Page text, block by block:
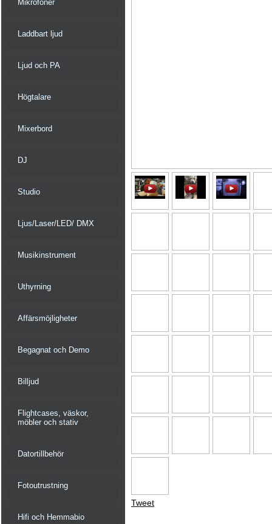
Mikrofoner
Laddbart ljud
Ljud och PA
Högtalare
Mixerbord
DJ
Studio
Ljus/Laser/LED/ DMX
Musikinstrument
Uthyrning
Affärsmöjligheter
Begagnat och Demo
Billjud
Flightcases, väskor,
möbler och stativ
Datortillbehör
Fotoutrustning
Hifi och Hemmabio
Tweet